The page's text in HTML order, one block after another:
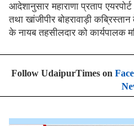
आदेशानुसार महाराणा प्रताप
तथा खांजीपीर बोहरावाड़ी
के नायब तहसीलदार को कार्यपालक
Follow UdaipurTimes on